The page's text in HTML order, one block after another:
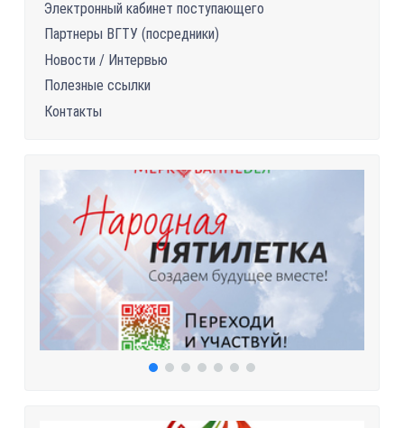
Электронный кабинет поступающего
Партнеры ВГТУ (посредники)
Новости / Интервью
Полезные ссылки
Контакты